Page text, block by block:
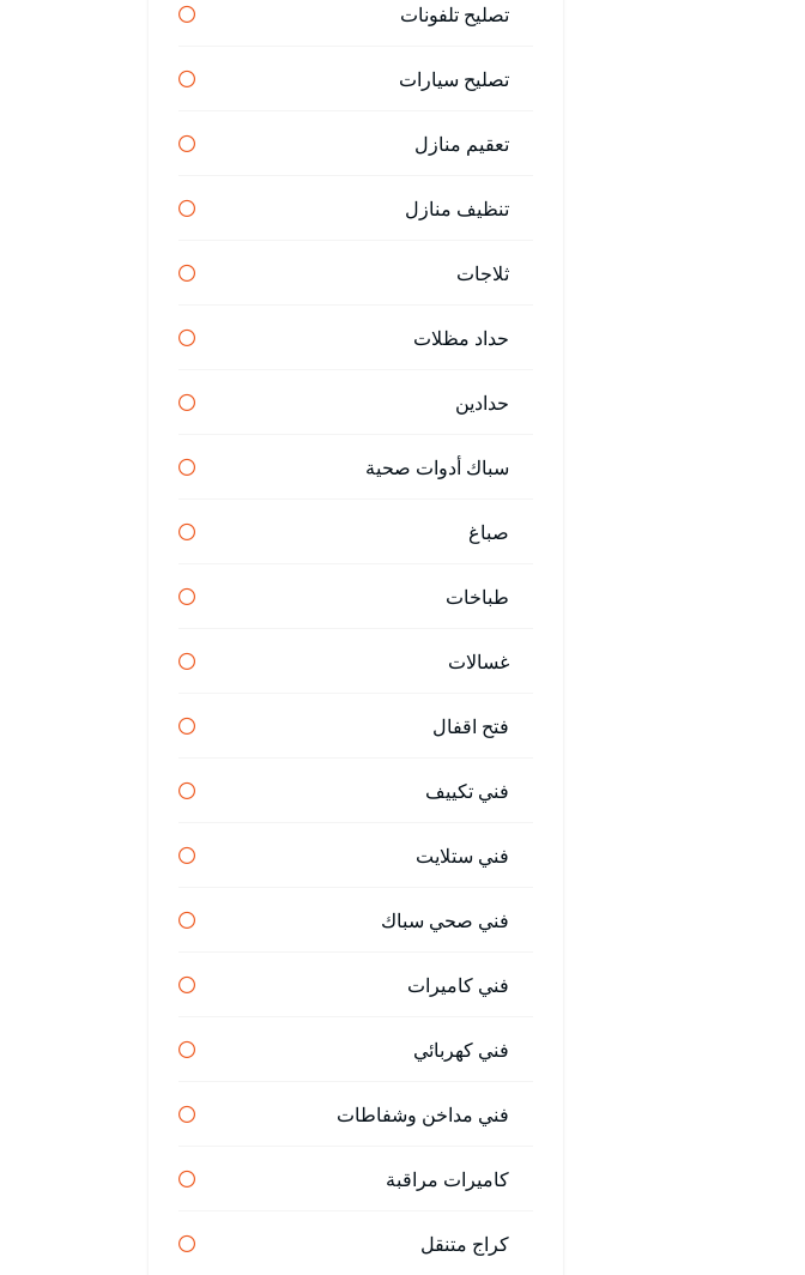
تصليح تلفونات
تصليح سيارات
تعقيم منازل
تنظيف منازل
ثلاجات
حداد مظلات
حدادين
سباك أدوات صحية
صباغ
طباخات
غسالات
فتح اقفال
فني تكييف
فني ستلايت
فني صحي سباك
فني كاميرات
فني كهربائي
فني مداخن وشفاطات
كاميرات مراقبة
كراج متنقل